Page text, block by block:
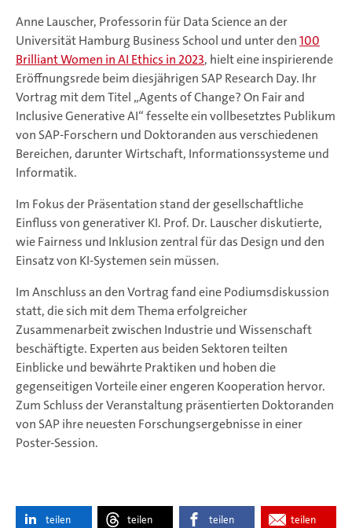
Anne Lauscher, Professorin für Data Science an der
Universität Hamburg Business School und unter den100
Brilliant Women in AI Ethics in 2023, hielt eine inspirierende
Eröffnungsrede beim diesjährigen SAP Research Day. Ihr
Vortrag mit dem Titel „Agents of Change? On Fair and
Inclusive Generative AI“ fesselte ein vollbesetztes Publikum
von SAP-Forschern und Doktoranden aus verschiedenen
Bereichen, darunter Wirtschaft, Informationssysteme und
Informatik.
Im Fokus der Präsentation stand der gesellschaftliche
Einfluss von generativer KI. Prof. Dr. Lauscher diskutierte,
wie Fairness und Inklusion zentral für das Design und den
Einsatz von KI-Systemen sein müssen.
Im Anschluss an den Vortrag fand eine Podiumsdiskussion
statt, die sich mit dem Thema erfolgreicher
Zusammenarbeit zwischen Industrie und Wissenschaft
beschäftigte. Experten aus beiden Sektoren teilten
Einblicke und bewährte Praktiken und hoben die
gegenseitigen Vorteile einer engeren Kooperation hervor.
Zum Schluss der Veranstaltung präsentierten Doktoranden
von SAP ihre neuesten Forschungsergebnisse in einer
Poster-Session.
teilen teilen teilen teilen